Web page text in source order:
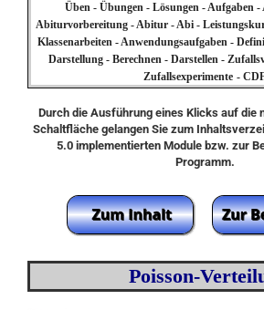
Üben - Übungen - Lösungen - Aufgaben
Abiturvorbereitung - Abitur - Abi -
Klassenarbeiten - Anwendungsaufgaben -
Darstellung - Berechnen - Darstellen -
Zufallsexperimente -
Durch die Ausführung eines Klicks auf die
Schaltfläche gelangen Sie zum
5.0 implementierten Module bzw. zur
Programm.
Poisson-